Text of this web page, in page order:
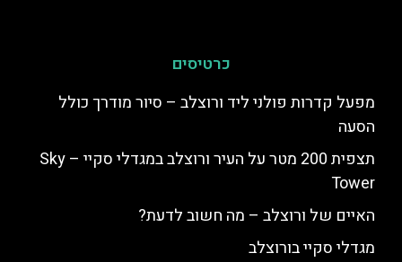
כרטיסים
מפעל קדרות פולני ליד ורוצלב – סיור מודרך כולל
הסעה
תצפית 200 מטר על העיר ורוצלב במגדלי סקיי – Sky
Tower
האיים של ורוצלב – מה חשוב לדעת?
מגדלי סקיי בורוצלב